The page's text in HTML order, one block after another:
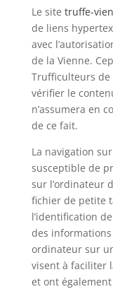
Le site truffe-
de liens
avec
de la Vienne.
Trufficulteurs de
vérifier le
n’assumera en
de ce fait.
La navigation
susceptible de
sur l’ordinateur
fichier de petite
l’identification
des informations
ordinateur sur
visent à faciliter
et ont